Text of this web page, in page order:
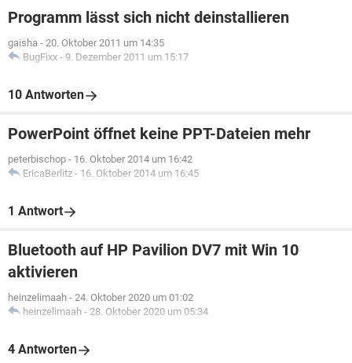
Programm lässt sich nicht deinstallieren
gaisha - 20. Oktober 2011 um 14:35
BugFixx - 9. Dezember 2011 um 15:17
10 Antworten
PowerPoint öffnet keine PPT-Dateien mehr
peterbischop - 16. Oktober 2014 um 16:42
EricaBerlitz - 16. Oktober 2014 um 16:45
1 Antwort
Bluetooth auf HP Pavilion DV7 mit Win 10
aktivieren
heinzelimaah - 24. Oktober 2020 um 01:02
heinzelimaah - 28. Oktober 2020 um 05:34
4 Antworten